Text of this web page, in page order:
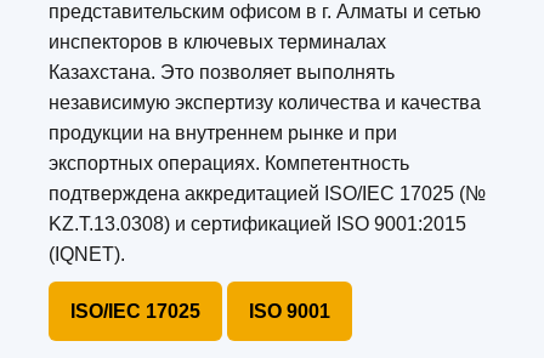
представительским офисом в г. Алматы и сетью
инспекторов в ключевых терминалах
Казахстана. Это позволяет выполнять
независимую экспертизу количества и качества
продукции на внутреннем рынке и при
экспортных операциях. Компетентность
подтверждена аккредитацией ISO/IEC 17025 (№
KZ.T.13.0308) и сертификацией ISO 9001:2015
(IQNET).
ISO/IEC 17025 ISO 9001